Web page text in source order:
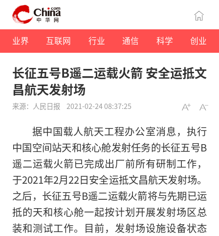
业界 互联网 行业 通信 科学 创业
长征五号B遥二运载火箭 安全运抵文
昌航天发射场
来源：人民日报 2021-02-24 08:37:25
据中国载人航天工程办公室消息，执行
中国空间站天和核心舱发射任务的长征五号B
遥二运载火箭已完成出厂前所有研制工作，
于2021年2月22日安全运抵文昌航天发射场。
之后，长征五号B遥二运载火箭将与先期已运
抵的天和核心舱一起按计划开展发射场区总
装和测试工作。目前，发射场设施设备状态